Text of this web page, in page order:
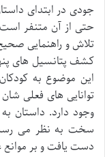
جودی در ابتدای
حتی از آن متنفر
تلاش و راهنمایی
کشف پتانسیل های
این موضوع به
توانایی های فعلی
وجود دارد. داستان
سخت به نظر می
دست یافت و بر موانع